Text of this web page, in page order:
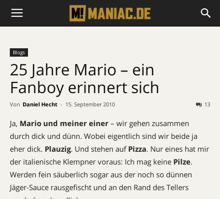
Blogs
25 Jahre Mario – ein
Fanboy erinnert sich
Von Daniel Hecht - 15. September 2010 13
Ja, Mario und meiner einer – wir gehen zusammen
durch dick und dünn. Wobei eigentlich sind wir beide ja
eher dick. Plauzig. Und stehen auf Pizza. Nur eines hat mir
der italienische Klempner voraus: Ich mag keine Pilze.
Werden fein säuberlich sogar aus der noch so dünnen
Jäger-Sauce rausgefischt und an den Rand des Tellers